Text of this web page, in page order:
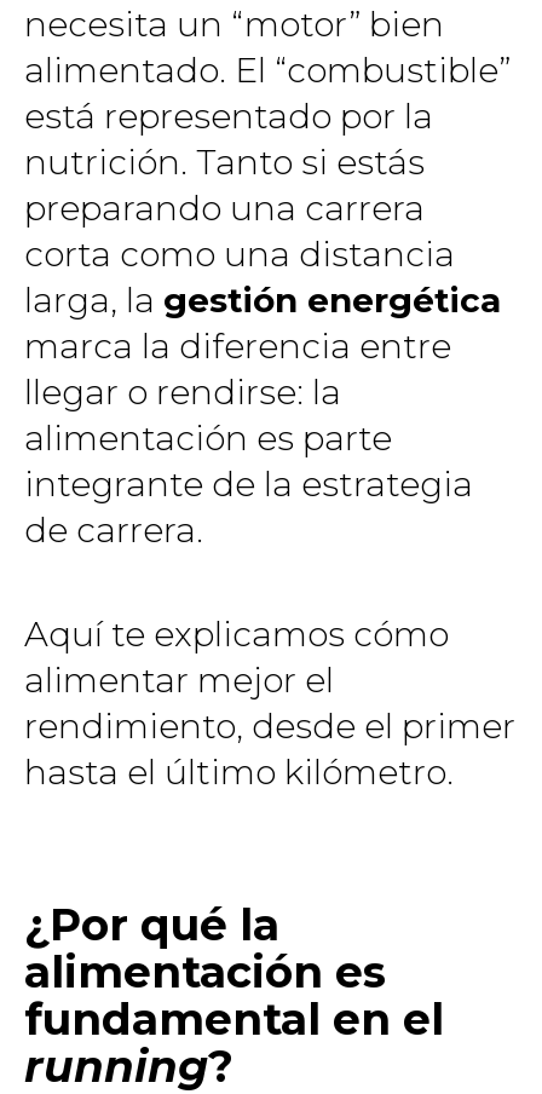
necesita un “motor” bien
alimentado. El “combustible”
está representado por la
nutrición. Tanto si estás
preparando una carrera
corta como una distancia
larga, la gestión energética
marca la diferencia entre
llegar o rendirse: la
alimentación es parte
integrante de la estrategia
de carrera.
Aquí te explicamos cómo
alimentar mejor el
rendimiento, desde el primer
hasta el último kilómetro.
¿Por qué la
alimentación es
fundamental en el
running?